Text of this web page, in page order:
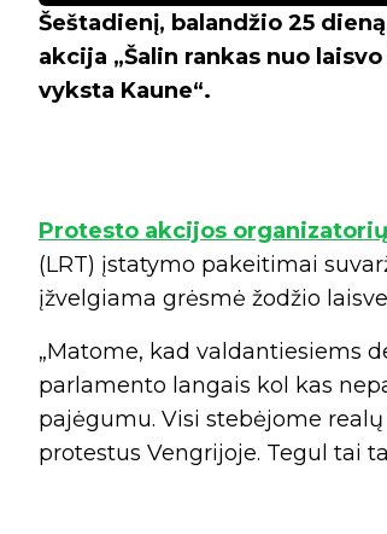
Šeštadienį, balandžio 25
akcija „Šalin rankas nuo
vyksta Kaune“.
Protesto akcijos
(LRT) įstatymo pakeitimai
įžvelgiama grėsmė žodžio
„Matome, kad valdantiesiems
parlamento langais kol kas
pajėgumu. Visi stebėjome
protestus Vengrijoje. Tegul tai